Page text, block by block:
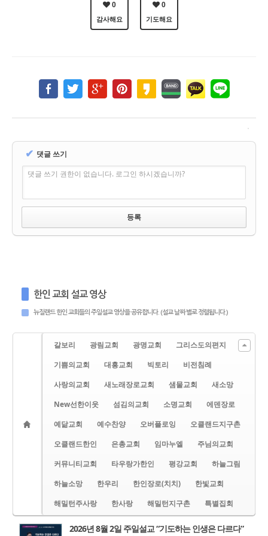
0
감사해요
0
기도해요
✔ 댓글 쓰기
댓글 쓰기 권한이 없습니다. 로그인 하시겠습니까?
한인 교회 설교 영상
뉴질랜드 한인 교회들의 주일설교 영상을 공유합니다. (설교 날짜 별로 정렬됩니다.)
갈보리 광림교회 광명교회
그리스도의편지
기쁨의교회
대흥교회 빅토리
비전침례
사랑의교회
새노래장로교회 샘물교회
새소망
New선한이웃
섬김의교회 소명교회
에덴장로
예닮교회
예수찬양 오버플로잉
오클랜드지구촌
오클랜드한인
은총교회 임마누엘
주님의교회
커뮤니티교회
타우랑가한인 평강교회
하늘그림
하늘소망
한우리 한인장로(치치)
한빛교회
해밀턴주사랑
한사랑 해밀턴지구촌 특별집회
2026년 8월 2일 주일설교 “기도하는 인생은 다르다”